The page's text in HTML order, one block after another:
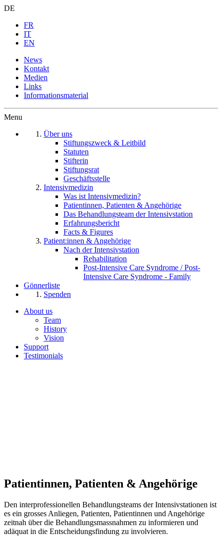
DE
FR
IT
EN
News
Kontakt
Medien
Links
Informationsmaterial
Menu
Über uns
Stiftungszweck & Leitbild
Statuten
Stifterin
Stiftungsrat
Geschäftsstelle
Intensivmedizin
Was ist Intensivmedizin?
Patientinnen, Patienten & Angehörige
Das Behandlungsteam der Intensivstation
Erfahrungsbericht
Facts & Figures
Patient:innen & Angehörige
Nach der Intensivstation
Rehabilitation
Post-Intensive Care Syndrome / Post-
Intensive Care Syndrome - Family
Gönnerliste
Spenden
About us
Team
History
Vision
Support
Testimonials
Patientinnen, Patienten & Angehörige
Den interprofessionellen Behandlungsteams der Intensivstationen ist
es ein grosses Anliegen, Patienten, Patientinnen und Angehörige
zeitnah über die Behandlungsmassnahmen zu informieren und
adäquat in die Entscheidungsfindung zu involvieren.